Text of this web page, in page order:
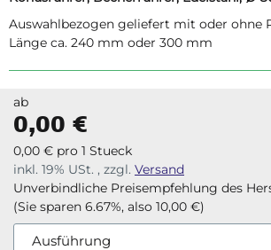
Auswahlbezogen geliefert mit oder ohne
Länge ca. 240 mm oder 300 mm
ab
0,00 €
0,00 € pro 1 Stueck
inkl. 19% USt. , zzgl. Versand
Unverbindliche Preisempfehlung des
(Sie sparen 6.67%, also 10,00 €)
Ausführung